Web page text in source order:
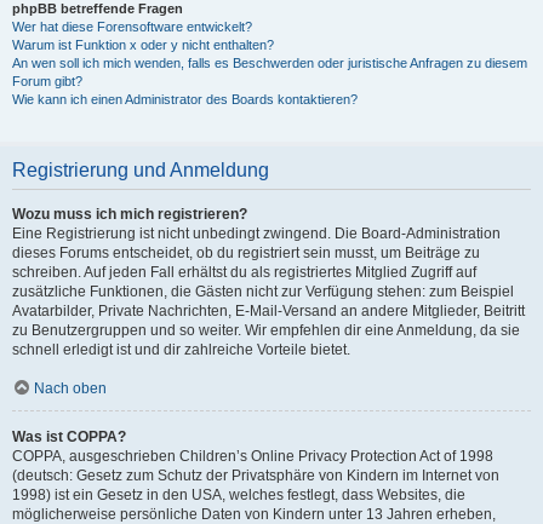
phpBB betreffende Fragen
Wer hat diese Forensoftware entwickelt?
Warum ist Funktion x oder y nicht enthalten?
An wen soll ich mich wenden, falls es Beschwerden oder juristische Anfragen zu diesem
Forum gibt?
Wie kann ich einen Administrator des Boards kontaktieren?
Registrierung und Anmeldung
Wozu muss ich mich registrieren?
Eine Registrierung ist nicht unbedingt zwingend. Die Board-Administration
dieses Forums entscheidet, ob du registriert sein musst, um Beiträge zu
schreiben. Auf jeden Fall erhältst du als registriertes Mitglied Zugriff auf
zusätzliche Funktionen, die Gästen nicht zur Verfügung stehen: zum Beispiel
Avatarbilder, Private Nachrichten, E-Mail-Versand an andere Mitglieder, Beitritt
zu Benutzergruppen und so weiter. Wir empfehlen dir eine Anmeldung, da sie
schnell erledigt ist und dir zahlreiche Vorteile bietet.
Nach oben
Was ist COPPA?
COPPA, ausgeschrieben Children’s Online Privacy Protection Act of 1998
(deutsch: Gesetz zum Schutz der Privatsphäre von Kindern im Internet von
1998) ist ein Gesetz in den USA, welches festlegt, dass Websites, die
möglicherweise persönliche Daten von Kindern unter 13 Jahren erheben,